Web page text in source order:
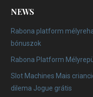
NEWS
Rabona platform
bónuszok
Rabona Platform
Slot Machines Mais
dilema Jogue grátis